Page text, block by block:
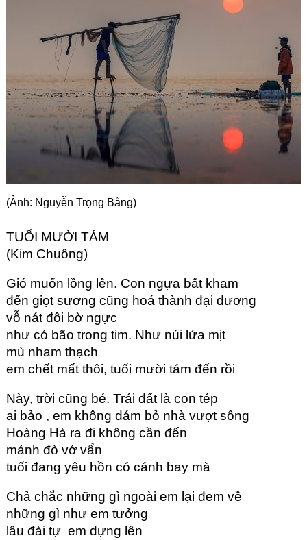
Liên hệ
Tìm kiếm
(Ảnh: Nguyễn Trọng Bằng)
TUỔI MƯỜI TÁM
(Kim Chuông)
Gió muốn lồng lên. Con ngựa bất kham
đến giọt sương cũng hoá thành đại dương
vỗ nát đôi bờ ngực
như có bão trong tim. Như núi lửa mịt
mù nham thạch
em chết mất thôi, tuổi mười tám đến rồi
Này, trời cũng bé. Trái đất là con tép
ai bảo , em không dám bỏ nhà vượt sông
Hoàng Hà ra đi không cần đến
mảnh đò vớ vẩn
tuổi đang yêu hồn có cánh bay mà
Chả chắc những gì ngoài em lại đem về
những gì như em tưởng
lâu đài tự em dựng lên